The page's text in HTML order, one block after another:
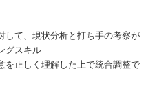
して、現状分析と打ち手の考察が
グスキル
を正しく理解した上で統合調整で